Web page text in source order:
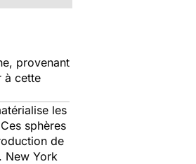
provenant
à cette
les
sphères
de
New York